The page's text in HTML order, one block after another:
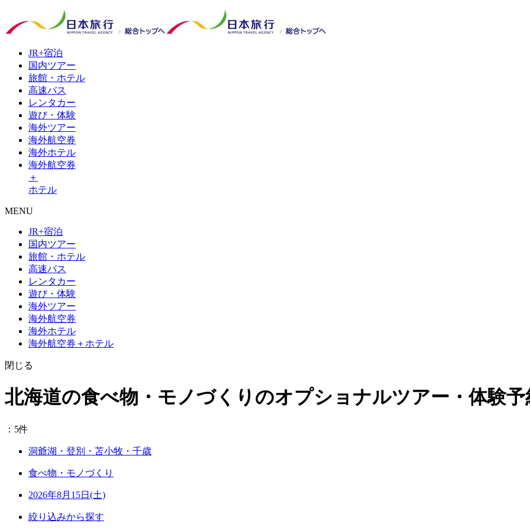
JR+宿泊
国内ツアー
旅館・ ホテル
高速バス
レンタ カー
遊び・ 体験
海外ツアー
海外航空券
海外ホテル
海外航空券
＋
ホテル
MENU
JR+宿泊
国内ツアー
旅館・ホテル
高速バス
レンタカー
遊び・体験
海外ツアー
海外航空券
海外ホテル
海外航空券＋ホテル
閉じる
北海道の食べ物・モノづくりのオプショナルツアー・体験予
：5件
洞爺湖・登別・苫小牧・千歳
食べ物・モノづくり
2026年8月15日(土)
絞り込みから探す